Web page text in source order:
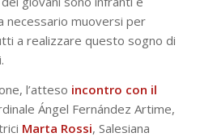
necessario muoversi per
a realizzare questo sogno di
l’atteso incontro con il
Ángel Fernández Artime,
Marta Rossi, Salesiana